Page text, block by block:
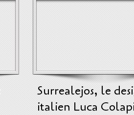
Surrealejos, le
italien Luca